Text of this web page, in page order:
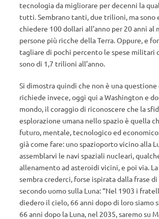
tecnologia da migliorare per decenni la
tutti. Sembrano tanti, due trilioni, ma sono
chiedere 100 dollari all’anno per 20 anni al
persone più ricche della Terra. Oppure, e
tagliare di pochi percento le spese militari
sono di 1,7 trilioni all’anno.
Si dimostra quindi che non è una questione
richiede invece, oggi qui a Washington e
mondo, il coraggio di riconoscere che la
esplorazione umana nello spazio è quella
futuro, mentale, tecnologico ed
già come fare: uno spazioporto vicino alla
assemblarvi le navi spaziali nucleari,
allenamento ad asteroidi vicini, e poi via.
sembra crederci, forse ispirata dalla frase
secondo uomo sulla Luna: “Nel 1903 i
diedero il cielo, 66 anni dopo di loro siamo
66 anni dopo la Luna, nel 2035, saremo su